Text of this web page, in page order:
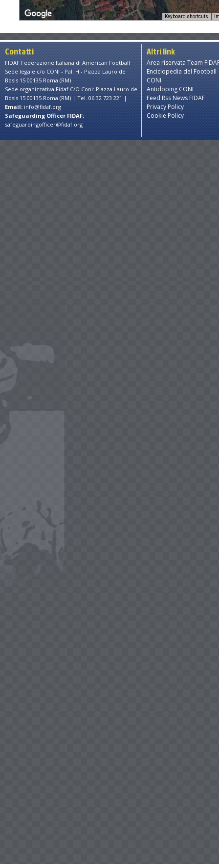
Keyboard shortcuts
Contatti
FIDAF Federazione Italiana di American Football
Sede legale c/o CONI - Pal. H - Piazza Lauro de
Bosis 15 00135 Roma (RM)
Sede organizzativa Fidaf C/O Coni: Piazza Lauro de
Bosis 15 00135 Roma (RM) | Tel. 06.32 723 221 |
Email: info@fidaf.org
Safeguarding Officer FIDAF:
safeguardingofficer@fidaf.org
Altri link
Area riservata Team
Enciclopedia del Football
CONI
Antidoping CONI
Feed Rss News FIDAF
Privacy Policy
Cookie Policy